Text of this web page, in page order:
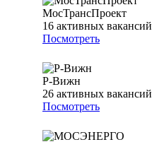
МосТрансПроект
16 активных вакансий
Посмотреть
Р-Вижн
26 активных вакансий
Посмотреть